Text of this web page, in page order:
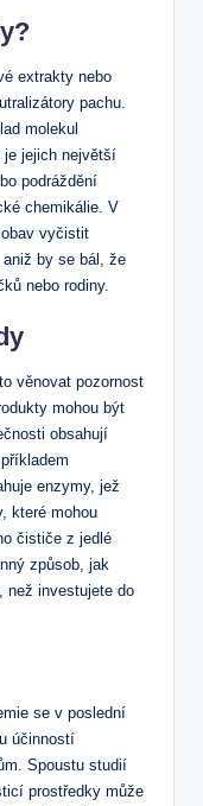
extrakty nebo
pachu.
molekul
je jejich největší
podráždění
chemikálie. V
vyčistit
by se bál, že
nebo rodiny.
věnovat pozornost
mohou být
obsahují
enzymy, jež
které mohou
čističe z jedlé
způsob, jak
než investujete do
se v poslední
účinností
Spoustu studií
prostředky může